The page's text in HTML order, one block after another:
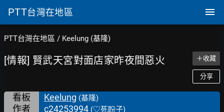
PTT台灣在地區
PTT台灣在地區 / Keelung (基隆)
[情報] 賢武天宮對面店家昨夜間惡火 ＋收藏
分享
看板 Keelung (基隆)
作者 c24253994 (♡死盼子)